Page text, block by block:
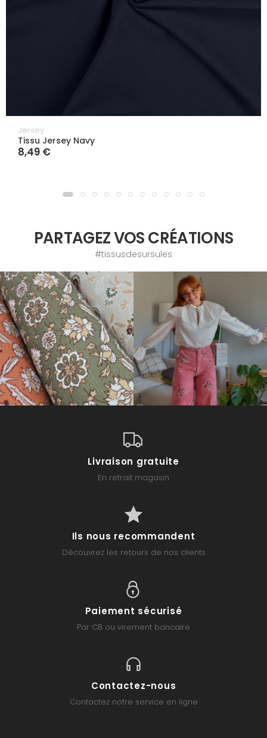
Jersey
Tissu Jersey Navy
8,49 €
PARTAGEZ VOS CRÉATIONS
#tissusdesursules
Livraison gratuite
En retrait magasin
Ils nous recommandent
Découvrez les retours de nos clients
Paiement sécurisé
Par CB ou virement bancaire
Contactez-nous
Contactez notre service en ligne